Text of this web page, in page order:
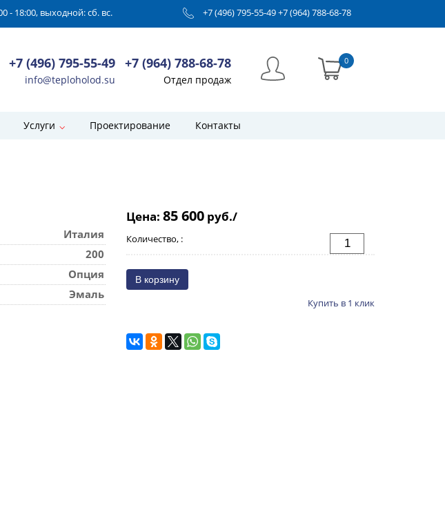
- 18:00, выходной: сб. вс. +7 (496) 795-55-49+7 (964) 788-68-78
+7 (496) 795-55-49
info@teploholod.su
+7 (964) 788-68-78
Отдел продаж
0
Услуги Проектирование Контакты
Италия
200
Опция
Эмаль
Цена: 85 600 руб./
Количество, :
Купить в 1 клик